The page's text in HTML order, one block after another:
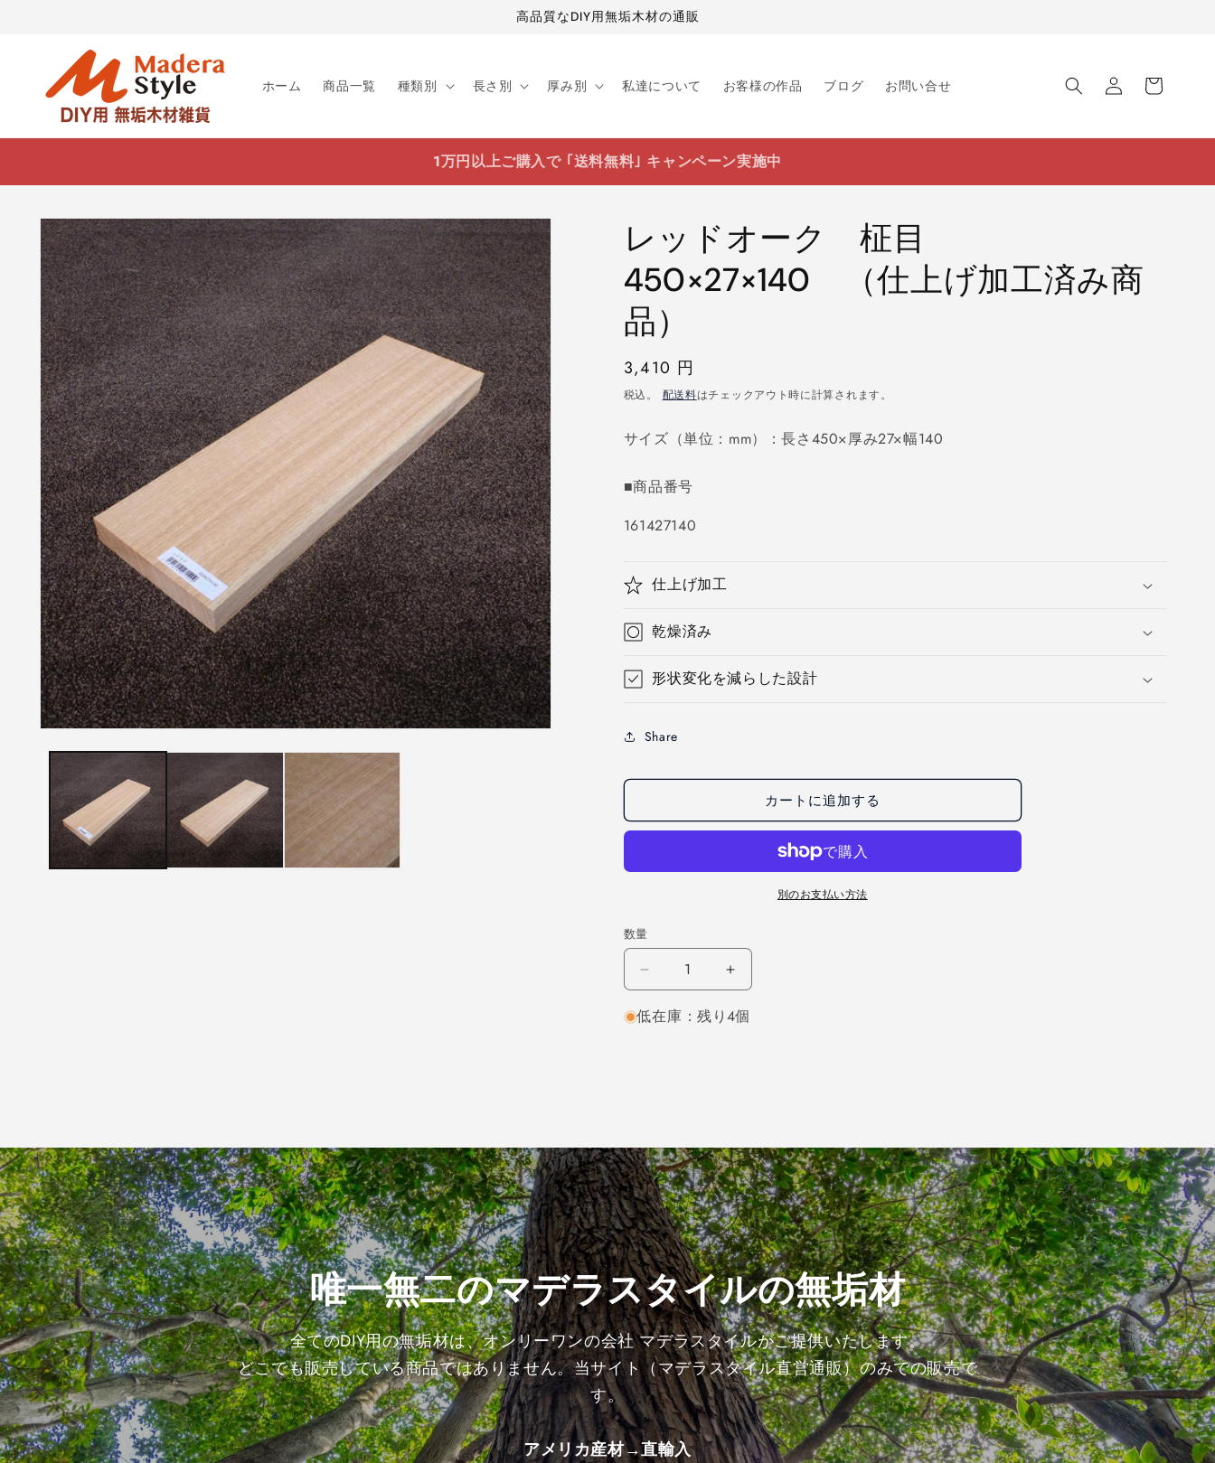
高品質なDIY用無垢木材の通販
ホーム 商品一覧 種類別 長さ別 厚み別 私達について お客様の作品 ブログ お問い合せ
グ
イ
ー
1万円以上ご購入で ｢送料無料｣ キャンペーン実施中
商品情
報にス
キップ
ー
ア
レッドオーク 柾目
450×27×140 （仕上げ加工済み商
品）
通
常
格
3,410 円
税込。 配送料はチェックアウト時に計算されます。
サイズ（単位：mm）：長さ450×厚み27×幅140
■商品番号
SKU:
161427140
仕上げ加工
乾燥済み
形状変化を減らした設計
Share
カートに追加する
別のお支払い方法
数量
ド
450×27×140
（仕
上
げ
加
工
済
み
商
品）
の
数
量
を
減
レ
ド
450×27×140
（仕
上
げ
加
工
済
み
商
品）
の
数
量
を
増
低在庫：残り4個
唯一無二のマデラスタイルの無垢材
全てのDIY用の無垢材は、オンリーワンの会社 マデラスタイルがご提供いたします。
どこでも販売している商品ではありません。当サイト（マデラスタイル直営通販）のみでの販売で
す。
アメリカ産材→直輸入